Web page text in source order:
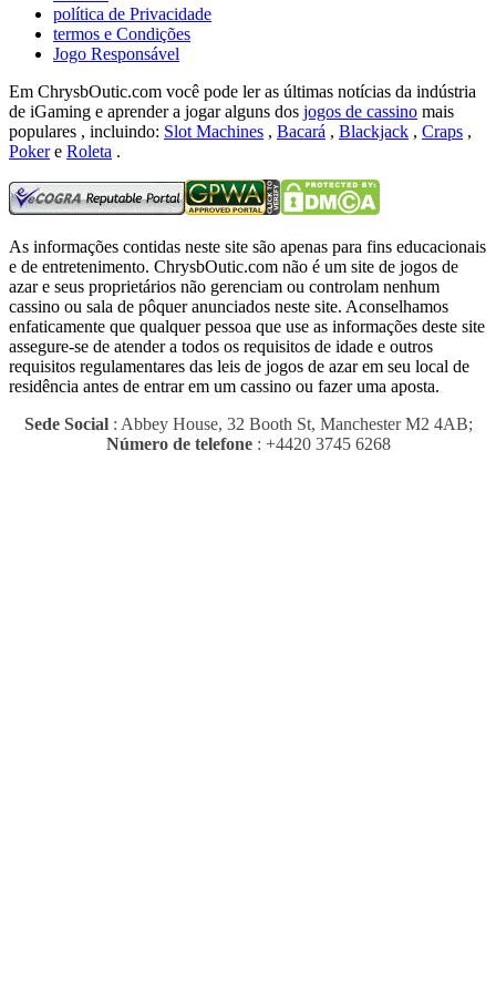
política de Privacidade
termos e Condições
Jogo Responsável
Em ChrysbOutic.com você pode ler as últimas notícias da indústria
de iGaming e aprender a jogar alguns dos jogos de cassino mais
populares , incluindo: Slot Machines , Bacará , Blackjack , Craps ,
Pokere Roleta .
As informações contidas neste site são apenas para fins educacionais
e de entretenimento. ChrysbOutic.com não é um site de jogos de
azar e seus proprietários não gerenciam ou controlam nenhum
cassino ou sala de pôquer anunciados neste site. Aconselhamos
enfaticamente que qualquer pessoa que use as informações deste site
assegure-se de atender a todos os requisitos de idade e outros
requisitos regulamentares das leis de jogos de azar em seu local de
residência antes de entrar em um cassino ou fazer uma aposta.
Sede Social: Abbey House, 32 Booth St, Manchester M2 4AB;
Número de telefone: +4420 3745 6268